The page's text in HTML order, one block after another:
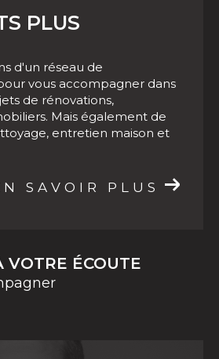
PLUS
d'un réseau de
vous accompagner dans
de rénovations,
Mais également de
entretien maison et
SAVOIR PLUS
VOTRE ÉCOUTE